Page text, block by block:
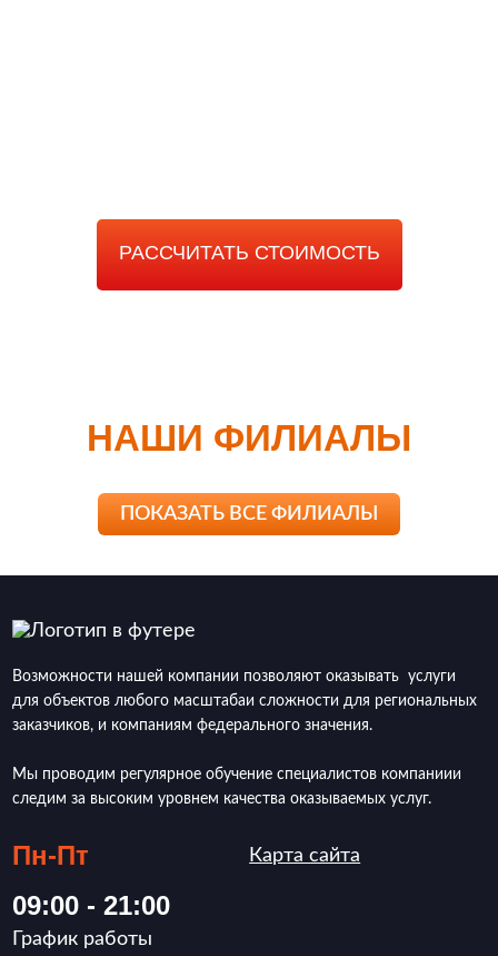
РАССЧИТАТЬ СТОИМОСТЬ
НАШИ ФИЛИАЛЫ
ПОКАЗАТЬ ВСЕ ФИЛИАЛЫ
Возможности нашей компании позволяют оказывать услуги
для объектов любого масштабаи сложности для региональных
заказчиков, и компаниям федерального значения.
Мы проводим регулярное обучение специалистов компаниии
следим за высоким уровнем качества оказываемых услуг.
Пн-Пт
09:00 - 21:00
График работы
Карта сайта